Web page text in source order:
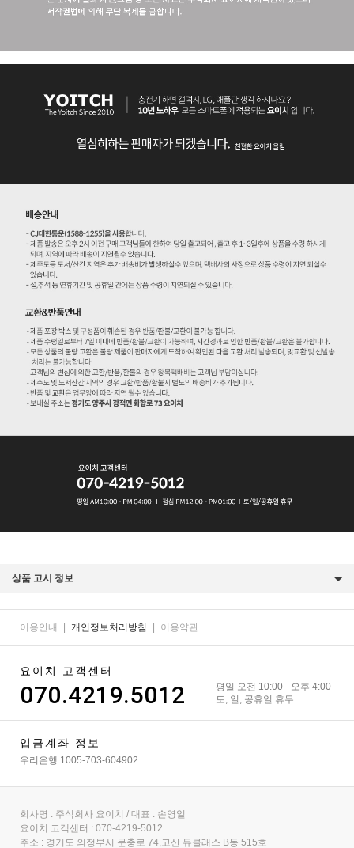
상품 고시 정보
이용안내 개인정보처리방침 이용약관
요이치 고객센터
070.4219.5012
평일 오전 10:00 - 오후 4:00
토, 일, 공휴일 휴무
입금계좌 정보
우리은행 1005-703-604902
회사명 : 주식회사 요이치 / 대표 : 손영일
요이치 고객센터 : 070-4219-5012
주소 : 경기도 의정부시 문충로 74,고산 듀클래스 B동 515호